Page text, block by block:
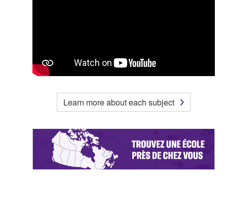
Learn more about each subject